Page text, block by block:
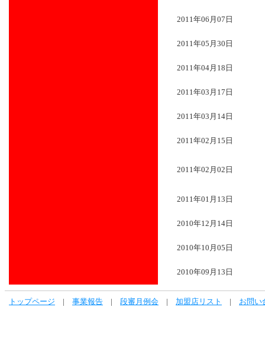
2011年06月07日
2011年05月30日
2011年04月18日
2011年03月17日
2011年03月14日
2011年02月15日
2011年02月02日
2011年01月13日
2010年12月14日
2010年10月05日
2010年09月13日
トップページ 事業報告 段審月例会 加盟店リスト お問い